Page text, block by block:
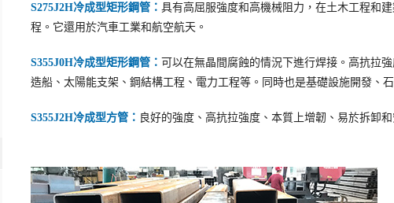
S275J2H冷成型矩形鋼管： 具有高屈服強度和高機械阻力，在土木工程和
程。它還用於汽車工業和航空航天。
S355J0H冷成型矩形鋼管： 可以在無晶間腐蝕的情況下進行焊接。高抗拉
造船、太陽能支架、鋼結構工程、電力工程等。同時也是基礎設施開發、
S355J2H冷成型方管： 良好的強度、高抗拉強度、本質上增韌、易於拆卸